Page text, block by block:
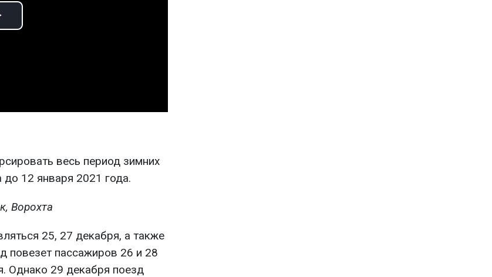
весь период зимних
12 января 2021 года.
Ворохта
25, 27 декабря, а также
повезет пассажиров 26 и 28
Однако 29 декабря поезд